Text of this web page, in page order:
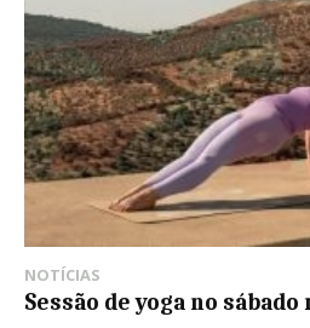
NOTÍCIAS
Sessão de yoga no